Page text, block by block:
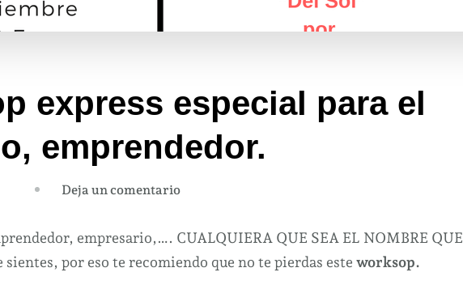
express especial para el
emprendedor.
Deja un comentarioen
express
especial
empresario,…. CUALQUIERA QUE SEA EL NOMBRE QUE
por eso te recomiendo que no te pierdas este worksop.